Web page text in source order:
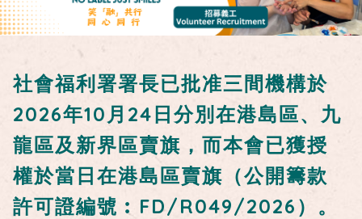
社會福利署署長已批准三間機構於
2026年10月24日分別在港島區、九
龍區及新界區賣旗，而本會已獲授
權於當日在港島區賣旗（公開籌款
許可證編號︰FD/R049/2026）。